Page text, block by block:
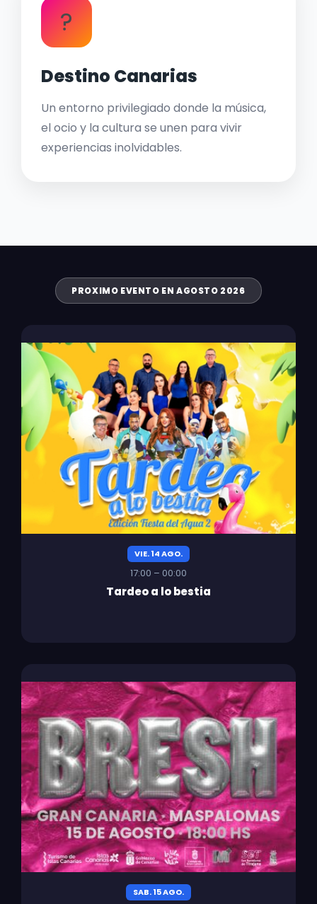
?
Destino Canarias
Un entorno privilegiado donde la música,
el ocio y la cultura se unen para vivir
experiencias inolvidables.
PROXIMO EVENTO EN AGOSTO 2026
VIE. 14 AGO.
17:00 – 00:00
Tardeo a lo bestia
SAB. 15 AGO.